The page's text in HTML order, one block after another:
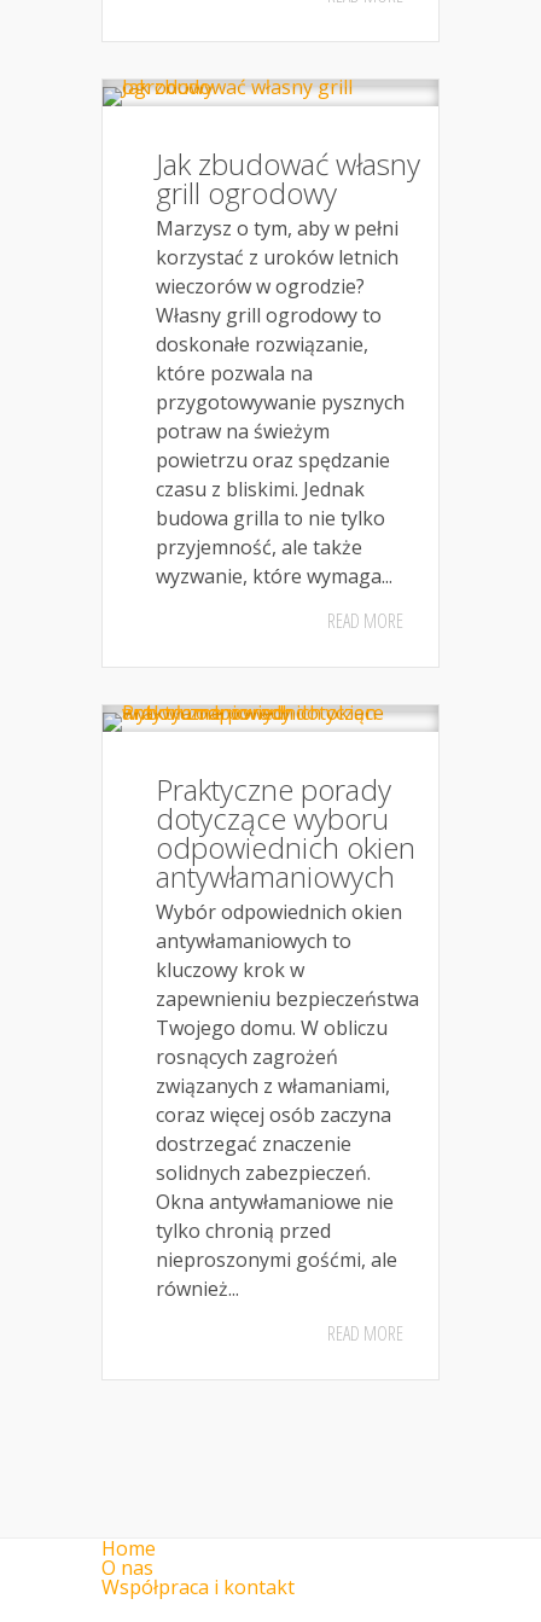
Jak zbudować własny
grill ogrodowy
Marzysz o tym, aby w pełni
korzystać z uroków letnich
wieczorów w ogrodzie?
Własny grill ogrodowy to
doskonałe rozwiązanie,
które pozwala na
przygotowywanie pysznych
potraw na świeżym
powietrzu oraz spędzanie
czasu z bliskimi. Jednak
budowa grilla to nie tylko
przyjemność, ale także
wyzwanie, które wymaga...
READ MORE
Praktyczne porady
dotyczące wyboru
odpowiednich okien
antywłamaniowych
Wybór odpowiednich okien
antywłamaniowych to
kluczowy krok w
zapewnieniu bezpieczeństwa
Twojego domu. W obliczu
rosnących zagrożeń
związanych z włamaniami,
coraz więcej osób zaczyna
dostrzegać znaczenie
solidnych zabezpieczeń.
Okna antywłamaniowe nie
tylko chronią przed
nieproszonymi gośćmi, ale
również...
READ MORE
Home
O nas
Współpraca i kontakt